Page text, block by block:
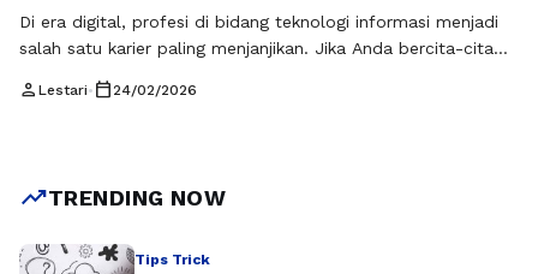
Di era digital, profesi di bidang teknologi informasi menjadi
salah satu karier paling menjanjikan. Jika Anda bercita-cita
dunia industri, jurusan Sistem Informasi di Bandung di
Selengkapnya
person Lestari• calendar_today 24/02/2026
trending_upTRENDING NOW
Tips Trick